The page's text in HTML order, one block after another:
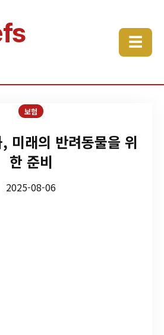
☰
보험
미래의 반려동물을 위
한 준비
2025-08-06